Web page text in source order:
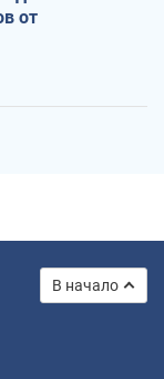
от
В начало